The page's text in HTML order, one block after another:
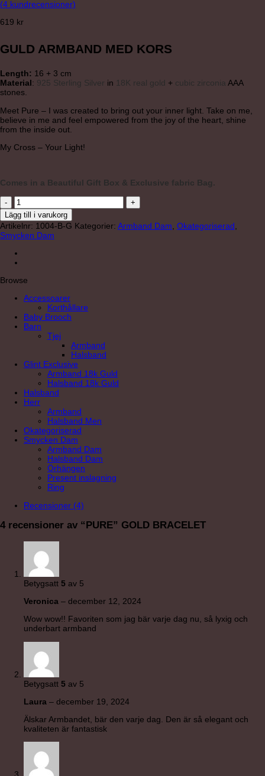
(4 kundrecensioner)
619 kr
GULD ARMBAND MED KORS
Length: 16 + 3 cm
Material: 925 Sterling Silver in 18K real gold + cubic zirconia AAA
stones.
Meet Pure – I was created to bring out your inner light. Take on me,
believe in me and feel empowered from the joy of the heart, shine
from the inside out.
My Cross – Your Light!
Comes in a Beautiful Gift Box & Exclusive fabric Bag.
"PURE"
GOLD
BRACELET
mängd
Lägg till i varukorg
Artikelnr: 1004-B-G Kategorier: Armband Dam Okategoriserad
Smycken Dam
Browse
Accessoarer
Korthållare
Baby Brooch
Barn
Tjej
Armband
Halsband
Glint Exclusive
Armband 18k Guld
Halsband 18k Guld
Halsband
Herr
Armband
Halsband Men
Okategoriserad
Smycken Dam
Armband Dam
Halsband Dam
Örhängen
Present inslagning
Ring
Recensioner (4)
4 recensioner av “PURE” GOLD BRACELET
Betygsatt 5 av 5
Veronica – december 12, 2024
Wow wow!! Favoriten som jag bär varje dag nu, så lyxig och
underbart armband
Betygsatt 5 av 5
Laura – december 19, 2024
Älskar Armbandet, bär den varje dag. Den är så elegant och
kvaliteten är fantastisk